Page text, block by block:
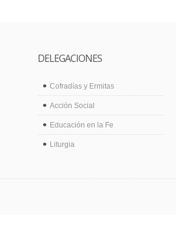
DELEGACIONES
Cofradías y Ermitas
Acción Social
Educación en la Fe
Liturgia